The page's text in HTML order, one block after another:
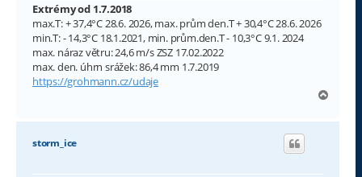
Extrémy od 1.7.2018
max.T: + 37,4°C 28.6. 2026, max. prům den.T + 30,4°C 28.6. 2026
min.T: - 14,3°C 18.1.2021, min. prům.den.T - 10,3°C 9.1. 2024
max. náraz větru: 24,6 m/s ZSZ 17.02.2022
max. den. úhrn srážek: 86,4 mm 1.7.2019
https://grohmann.cz/udaje
h
storm_ice